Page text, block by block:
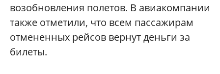
возобновления полетов. В авиакомпании
также отметили, что всем пассажирам
отмененных рейсов вернут деньги за
билеты.